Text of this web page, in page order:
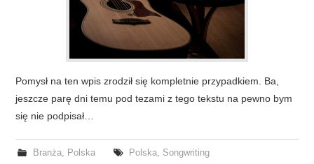
Pomysł na ten wpis zrodził się kompletnie przypadkiem. Ba,
jeszcze parę dni temu pod tezami z tego tekstu na pewno bym
się nie podpisał…
Branża, Polska Polska, Songwriting